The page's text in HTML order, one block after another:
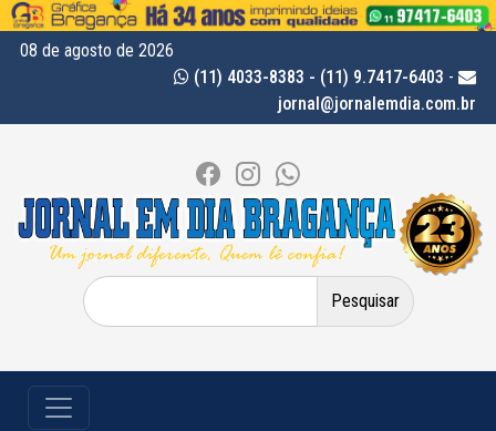
08 de agosto de 2026
(11) 4033-8383 - (11) 9.7417-6403 -
jornal@jornalemdia.com.br
Pesquisar
por: